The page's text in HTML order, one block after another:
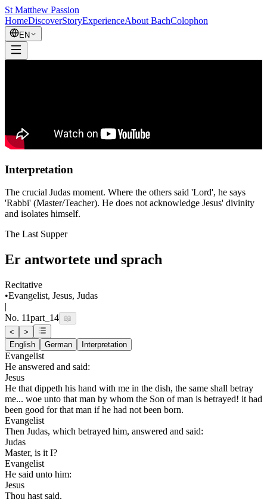
St Matthew Passion
HomeDiscoverStoryExperienceAbout BachColophon
EN
Interpretation
The crucial Judas moment. Where the others said 'Lord', he says
'Rabbi' (Master/Teacher). He does not acknowledge Jesus' divinity
and isolates himself.
The Last Supper
Er antwortete und sprach
Recitative
•Evangelist, Jesus, Judas
|
No. 11part_14 📖
<
>
English
German Interpretation
Evangelist
He answered and said:
Jesus
He that dippeth his hand with me in the dish, the same shall betray
me... woe unto that man by whom the Son of man is betrayed! it had
been good for that man if he had not been born.
Evangelist
Then Judas, which betrayed him, answered and said:
Judas
Master, is it I?
Evangelist
He said unto him:
Jesus
Thou hast said.